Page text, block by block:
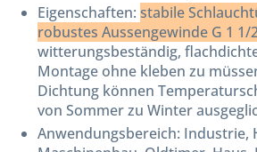
Eigenschaften: stabile
robustes Aussengewinde G 1 1/
witterungsbeständig,
Montage ohne kleben zu
Dichtung können
von Sommer zu Winter
Anwendungsbereich: Industrie,